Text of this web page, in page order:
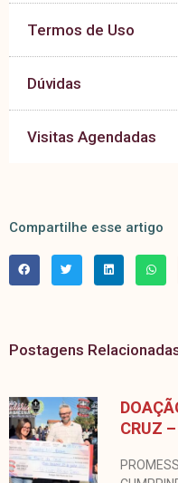
Termos de Uso
Dúvidas
Visitas Agendadas
Compartilhe esse artigo
Postagens
CRUZ